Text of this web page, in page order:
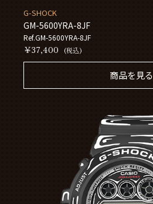
G-SHOCK
GM-5600YRA-8JF
Ref.GM-5600YRA-8JF
￥37,400 (税込)
商品を見る